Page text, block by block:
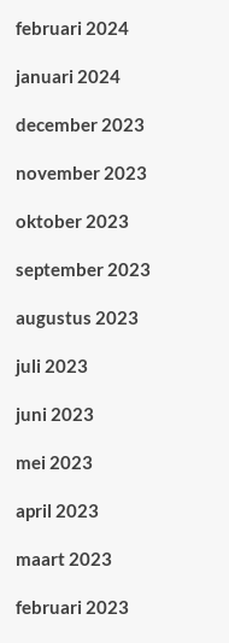
februari 2024
januari 2024
december 2023
november 2023
oktober 2023
september 2023
augustus 2023
juli 2023
juni 2023
mei 2023
april 2023
maart 2023
februari 2023